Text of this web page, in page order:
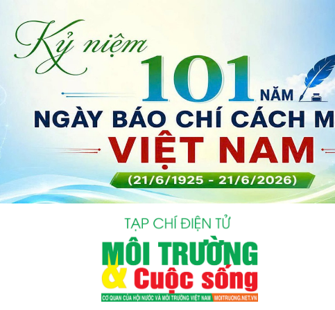
Gửi bình luận